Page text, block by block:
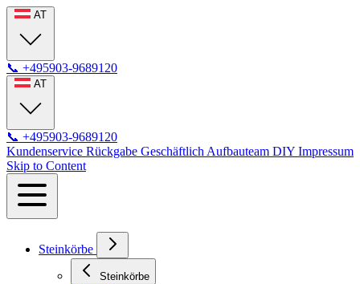
AT
📞 +495903-9689120
AT
📞 +495903-9689120
Kundenservice Rückgabe Geschäftlich Aufbauteam DIY Impressum
Skip to Content
Steinkörbe
Steinkörbe